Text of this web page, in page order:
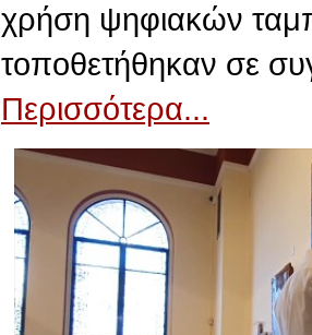
χρήση ψηφιακών
τοποθετήθηκαν σε
Περισσότερα...